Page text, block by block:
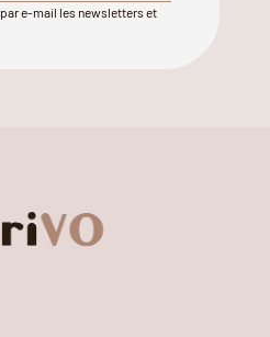
e-mail les newsletters et